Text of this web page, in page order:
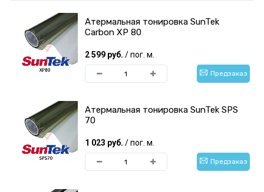
Атермальная тонировка SunTek
Carbon XP 80
2 599 руб. / пог. м.
Предзаказ
Атермальная тонировка SunTek SPS
70
1 023 руб. / пог. м.
Предзаказ